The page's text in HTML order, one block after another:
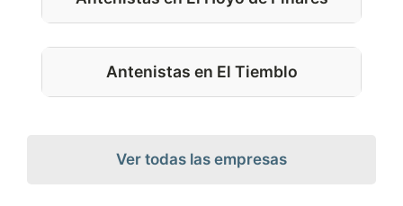
Antenistas en El Tiemblo
Ver todas las empresas